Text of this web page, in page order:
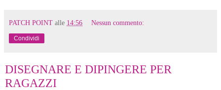
PATCH POINT alle 14:56 Nessun commento:
Condividi
DISEGNARE E DIPINGERE PER
RAGAZZI